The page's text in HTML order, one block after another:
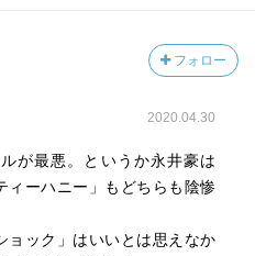
フォロー
2020.04.30
が最悪。というか永井豪は
ィーハニー」もどちらも陰惨
ョック」はいいとは思えなか